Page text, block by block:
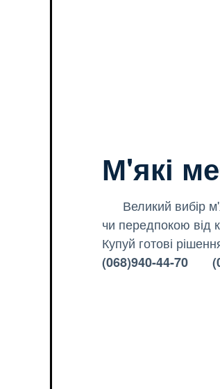
М'які
Великий вибір
чи передпокою від
Купуй готові
(068)940-44-70